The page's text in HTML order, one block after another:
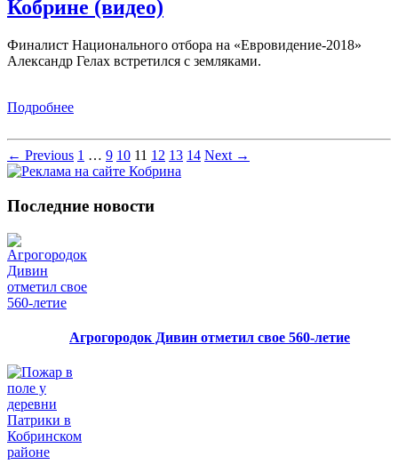
Кобрине (видео)
Финалист Национального отбора на «Евровидение-2018»
Александр Гелах встретился с земляками.
Подробнее
← Previous 1 … 9 10 11 12 13 14 Next →
Последние новости
Агрогородок Дивин отметил свое 560-летие